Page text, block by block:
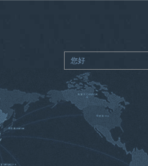
您好